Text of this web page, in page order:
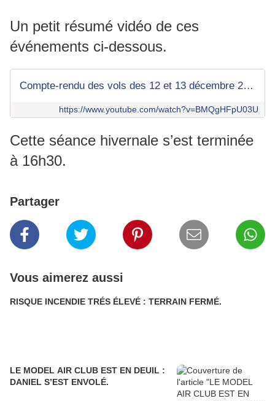
Un petit résumé vidéo de ces
événements ci-dessous.
Compte-rendu des vols des 12 et 13 décembre 2025.
https://www.youtube.com/watch?v=BMQgHFpU03U
Cette séance hivernale s’est terminée
à 16h30.
Partager
Vous aimerez aussi
RISQUE INCENDIE TRÉS ÉLEVÉ : TERRAIN FERMÉ.
LE MODEL AIR CLUB EST EN DEUIL :
DANIEL S’EST ENVOLÉ.